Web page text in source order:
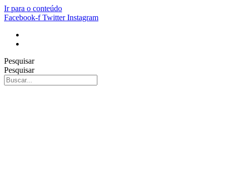
Ir para o conteúdo
Facebook-f Twitter Instagram
Pesquisar
Pesquisar